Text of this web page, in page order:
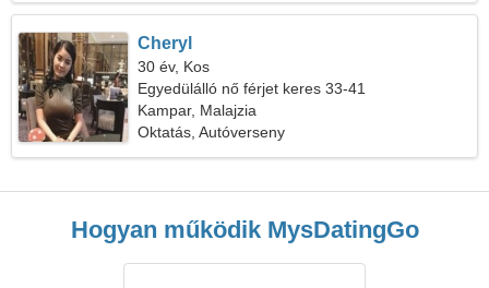
Cheryl
30 év, Kos
Egyedülálló nő férjet keres 33-41
Kampar, Malajzia
Oktatás, Autóverseny
Hogyan működik MysDatingGo